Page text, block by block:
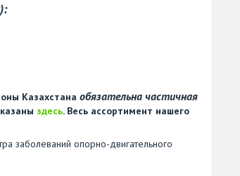
Казахстана обязательна частичная
здесь. Весь ассортимент нашего
заболеваний опорно-двигательного